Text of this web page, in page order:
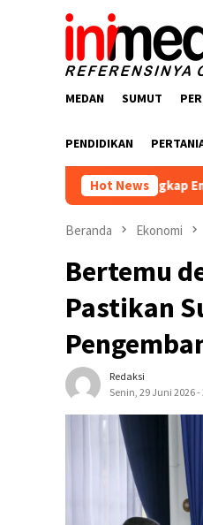
MEDAN SUMUT
PENDIDIKAN
Hot News
Ungkap Empat Kasus
Beranda Ekonomi
Bertemu
Pastikan
Redaksi
Senin, 29 Juni 2026 -